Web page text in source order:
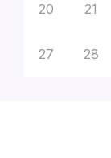
20 21
27 28